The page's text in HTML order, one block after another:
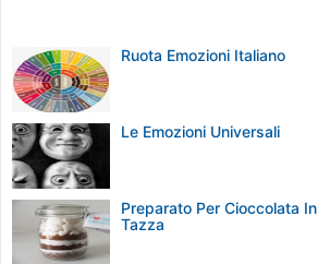
Ruota Emozioni Italiano
Le Emozioni Universali
Preparato Per Cioccolata In
Tazza